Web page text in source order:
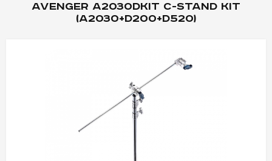
НОВИНКИ
ОПЕРАТОРСКОЕ
AVENGER A2030DKIT C-STAND KIT
(A2030+D200+D520)